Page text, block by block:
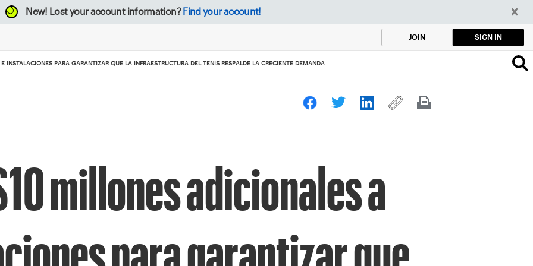
New! Lost your account information? Find your account!
JOIN SIGN IN
PARA GARANTIZAR QUE LA INFRAESTRUCTURA DEL TENIS RESPALDE LA CRECIENTE DEMANDA
millones adicionales a
para garantizar que